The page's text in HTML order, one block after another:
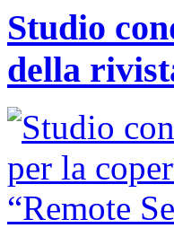
Studio
della